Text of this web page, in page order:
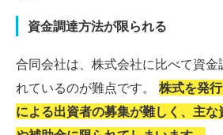
資金調達方法が限られる
合同会社は、株式会社に比べて資金
れているのが難点です。 株式を発
による出資者の募集が難しく、主な